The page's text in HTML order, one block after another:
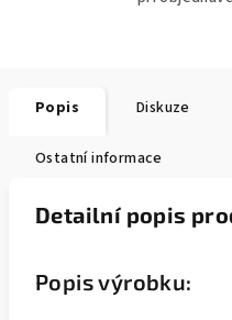
Popis Diskuze
Ostatní informace
Detailní popis
Popis výrobku: